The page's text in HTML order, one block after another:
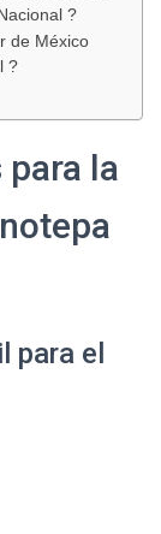
?
de México
?
la
para el